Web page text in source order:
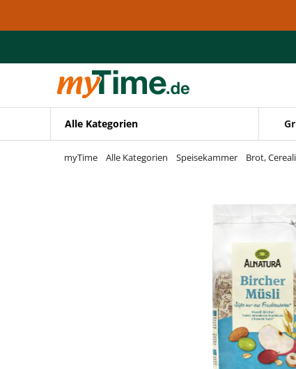
Zur Navigation springen
Alle Kategorien
myTime Alle Kategorien Speisekammer Brot,